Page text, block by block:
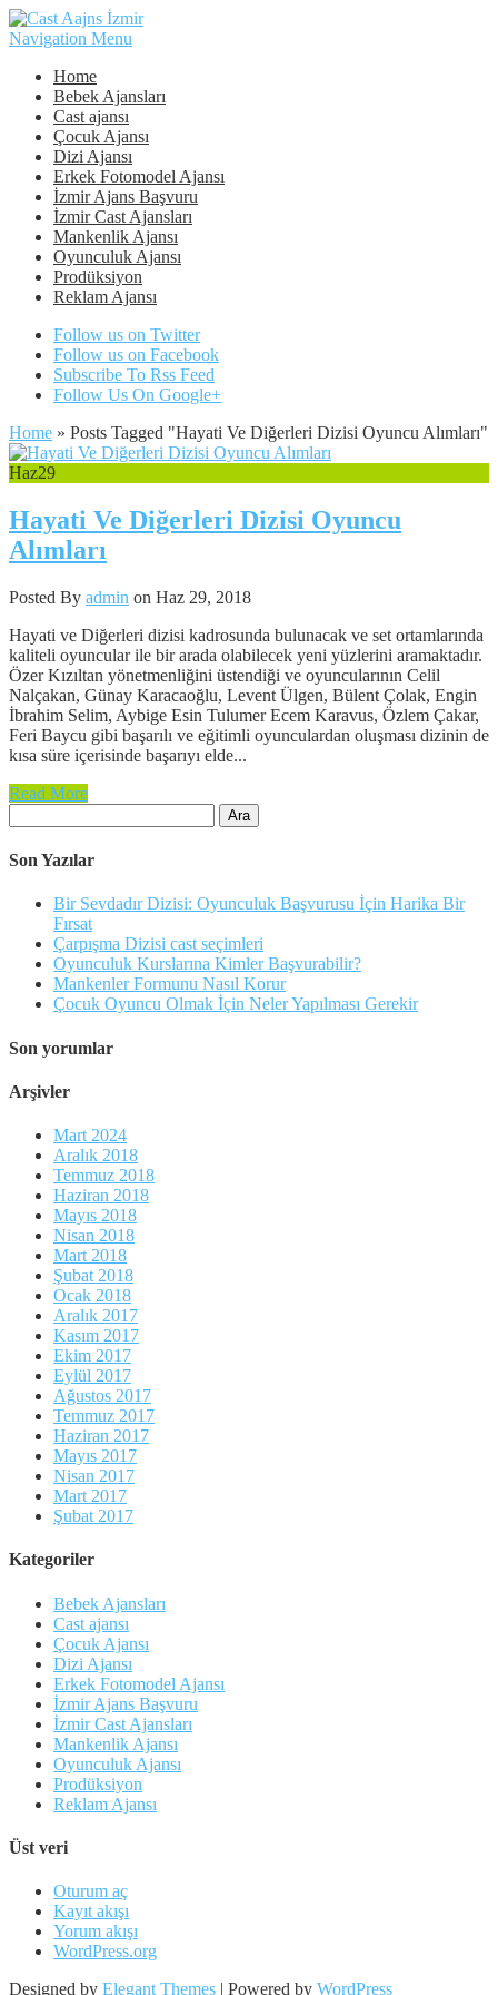
Navigation Menu
Home
Bebek Ajansları
Cast ajansı
Çocuk Ajansı
Dizi Ajansı
Erkek Fotomodel Ajansı
İzmir Ajans Başvuru
İzmir Cast Ajansları
Mankenlik Ajansı
Oyunculuk Ajansı
Prodüksiyon
Reklam Ajansı
Follow us on Twitter
Follow us on Facebook
Subscribe To Rss Feed
Follow Us On Google+
Home » Posts Tagged "Hayati Ve Diğerleri Dizisi Oyuncu Alımları"
Haz29
Hayati Ve Diğerleri Dizisi Oyuncu
Alımları
Posted By admin on Haz 29, 2018
Hayati ve Diğerleri dizisi kadrosunda bulunacak ve set ortamlarında
kaliteli oyuncular ile bir arada olabilecek yeni yüzlerini aramaktadır.
Özer Kızıltan yönetmenliğini üstendiği ve oyuncularının Celil
Nalçakan, Günay Karacaoğlu, Levent Ülgen, Bülent Çolak, Engin
İbrahim Selim, Aybige Esin Tulumer Ecem Karavus, Özlem Çakar,
Feri Baycu gibi başarılı ve eğitimli oyunculardan oluşması dizinin de
kısa süre içerisinde başarıyı elde...
Read More
Son Yazılar
Bir Sevdadır Dizisi: Oyunculuk Başvurusu İçin Harika Bir
Fırsat
Çarpışma Dizisi cast seçimleri
Oyunculuk Kurslarına Kimler Başvurabilir?
Mankenler Formunu Nasıl Korur
Çocuk Oyuncu Olmak İçin Neler Yapılması Gerekir
Son yorumlar
Arşivler
Mart 2024
Aralık 2018
Temmuz 2018
Haziran 2018
Mayıs 2018
Nisan 2018
Mart 2018
Şubat 2018
Ocak 2018
Aralık 2017
Kasım 2017
Ekim 2017
Eylül 2017
Ağustos 2017
Temmuz 2017
Haziran 2017
Mayıs 2017
Nisan 2017
Mart 2017
Şubat 2017
Kategoriler
Bebek Ajansları
Cast ajansı
Çocuk Ajansı
Dizi Ajansı
Erkek Fotomodel Ajansı
İzmir Ajans Başvuru
İzmir Cast Ajansları
Mankenlik Ajansı
Oyunculuk Ajansı
Prodüksiyon
Reklam Ajansı
Üst veri
Oturum aç
Kayıt akışı
Yorum akışı
WordPress.org
Designed by Elegant Themes | Powered by WordPress